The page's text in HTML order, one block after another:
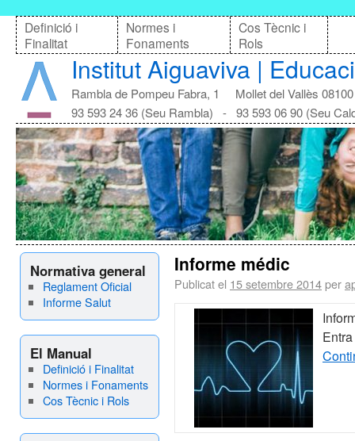
Definició i
Finalitat
Normes i
Fonaments
Cos Tècnic i
Rols
Institut Aiguaviva |
Rambla de Pompeu Fabra, 1 Mollet del Vallès 08100
93 593 24 36 (Seu Rambla) - 93 593 06 90 (Seu
Normativa general
Reglament Oficial
Informe Salut
El Manual
Definició i Finalitat
Normes i Fonaments
Cos Tècnic i Rols
Informe médic
Publicat el 15 setembre 2014per